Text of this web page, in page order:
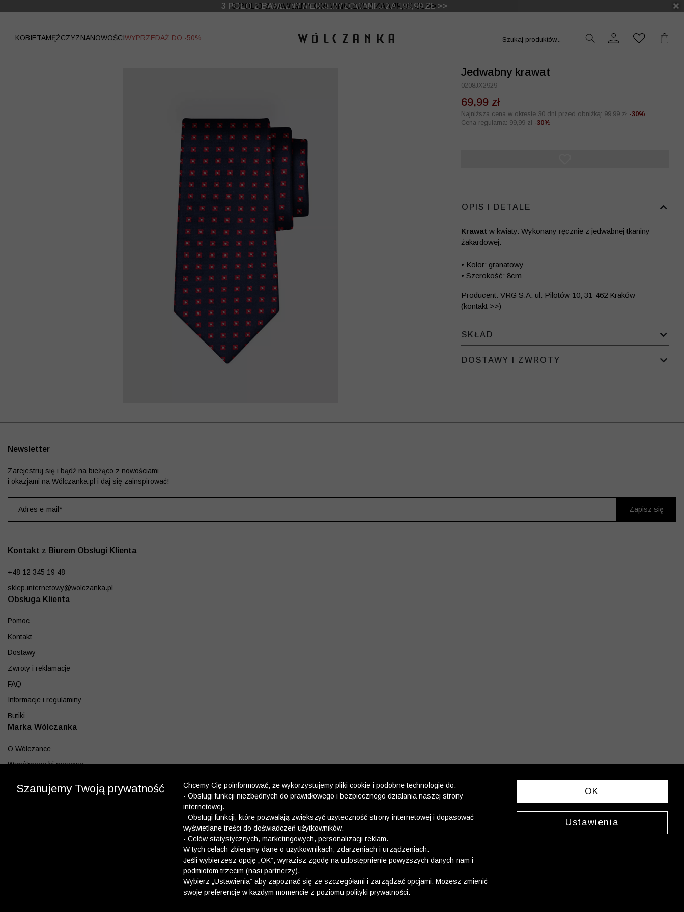
3 POLO Z BAWEŁNY ORGANICZNEJ ZA 149,99 ZŁ >>
WYPRZEDAŻ DO -50% | DODATKOWE -30% NA DRUGI I TRZECI PRODUKT >>
KOBIETAMĘŻCZYZNANOWOŚCIWYPRZEDAŻ DO -50% Szukaj produktów...
Jedwabny krawat
0208JX2929
69,99 zł
Najniższa cena w okresie 30 dni przed obniżką: 99,99 zł -30%
Cena regularna: 99,99 zł -30%
OPIS I DETALE
Krawat w kwiaty. Wykonany ręcznie z jedwabnej tkaniny
żakardowej.
• Kolor: granatowy
• Szerokość: 8cm
Producent: VRG S.A. ul. Pilotów 10, 31-462 Kraków
(kontakt >>)
SKŁAD
DOSTAWY I ZWROTY
Kontakt z Biurem Obsługi Klienta
+48 12 345 19 48
sklep.internetowy@wolczanka.pl
Obsługa Klienta
Pomoc
Kontakt
Dostawy
Zwroty i reklamacje
FAQ
Informacje i regulaminy
Butiki
Marka Wólczanka
O Wólczance
Współpraca biznesowa
Program lojalnościowy
Newsletter
Zarejestruj się i bądź na bieżąco z nowościami
i okazjami na Wólczanka.pl i daj się zainspirować!
Szanujemy Twoją prywatność
Chcemy Cię poinformować, że wykorzystujemy pliki cookie i podobne technologie do:
- Obsługi funkcji niezbędnych do prawidłowego i bezpiecznego działania naszej strony
internetowej.
- Obsługi funkcji, które pozwalają zwiększyć użyteczność strony internetowej i dopasować
wyświetlane treści do doświadczeń użytkowników.
- Celów statystycznych, marketingowych, personalizacji reklam.
W tych celach zbieramy dane o użytkownikach, zdarzeniach i urządzeniach.
Jeśli wybierzesz opcję „OK”, wyrazisz zgodę na udostępnienie powyższych danych nam i
podmiotom trzecim (nasi partnerzy).
Wybierz „Ustawienia” aby zapoznać się ze szczegółami i zarządzać opcjami. Możesz zmienić
swoje preferencje w każdym momencie z poziomu polityki prywatności.
OK
Ustawienia